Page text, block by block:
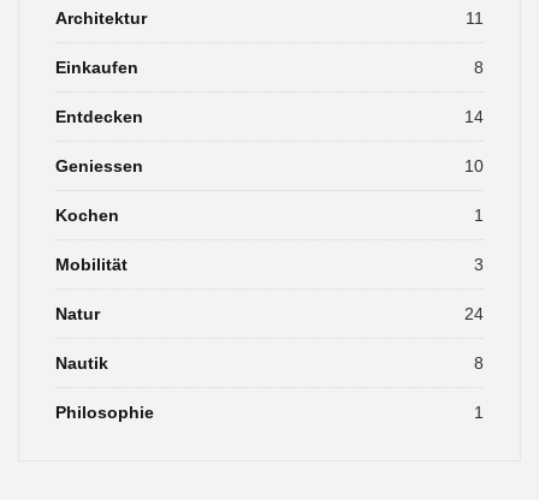
Architektur 11
Einkaufen 8
Entdecken 14
Geniessen 10
Kochen 1
Mobilität 3
Natur 24
Nautik 8
Philosophie 1